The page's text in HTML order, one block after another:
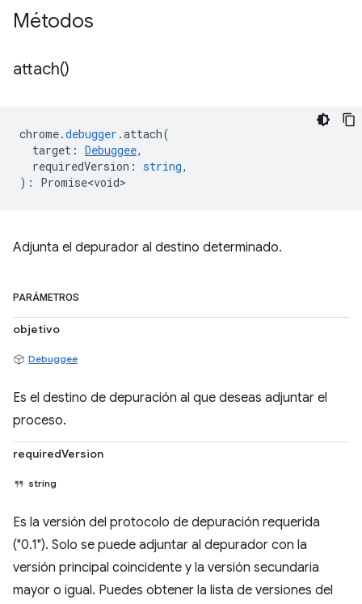
Métodos
attach()
chrome.debugger .attach(
target : Debuggee,
requiredVersion : string,
) : Promise<void>
Adjunta el depurador al destino determinado.
PARÁMETROS
objetivo
Debuggee
Es el destino de depuración al que deseas adjuntar el
proceso.
requiredVersion
string
Es la versión del protocolo de depuración requerida
("0.1"). Solo se puede adjuntar al depurador con la
versión principal coincidente y la versión secundaria
mayor o igual. Puedes obtener la lista de versiones del